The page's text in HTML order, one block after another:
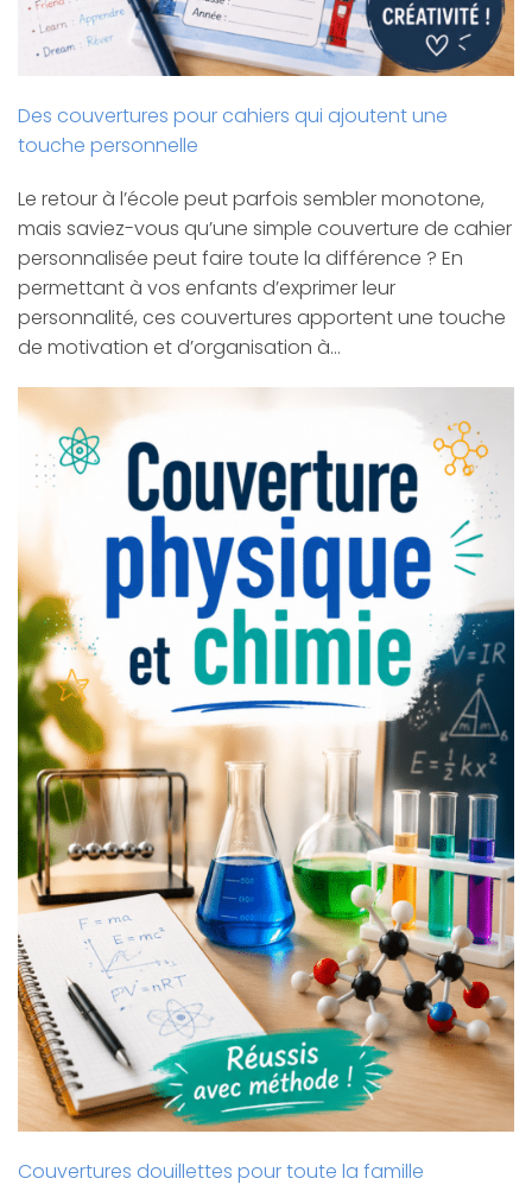
Des couvertures pour cahiers qui ajoutent une
touche personnelle
Le retour à l’école peut parfois sembler monotone,
mais saviez-vous qu’une simple couverture de cahier
personnalisée peut faire toute la différence ? En
permettant à vos enfants d’exprimer leur
personnalité, ces couvertures apportent une touche
de motivation et d’organisation à…
Couvertures douillettes pour toute la famille